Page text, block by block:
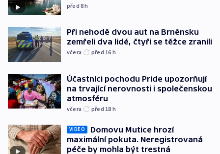
před 8h
Při nehodě dvou aut na Brněnsku
zemřeli dva lidé, čtyři se těžce zranili
včera před 16 h
Účastníci pochodu Pride upozorňují
na trvající nerovnosti i společenskou
atmosféru
včera před 18 h
VIDEO
Domovu Mutice hrozí
maximální pokuta. Neregistrovaná
péče by mohla být trestná